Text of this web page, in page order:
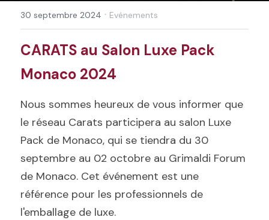
30 septembre 2024 · Evénements
CARATS au Salon Luxe Pack
Monaco 2024
Nous sommes heureux de vous informer que
le réseau Carats participera au salon Luxe
Pack de Monaco, qui se tiendra du 30
septembre au 02 octobre au Grimaldi Forum
de Monaco. Cet événement est une
référence pour les professionnels de
l'emballage de luxe.